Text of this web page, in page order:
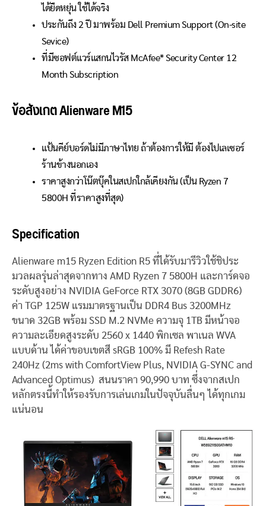
ได้ยืดหยุ่น ใช้ได้จริง
ประกันถึง 2 ปี มาพร้อม Dell Premium Support(On-site
Sevice)
ที่มีซอฟต์แวร์แสกนไวรัส McAfee* Security Center 12
Month Subscription
ข้อสังเกต Alienware M15
แป้นคีย์บอร์ดไม่มีภาษาไทย ถ้าต้องการให้มี ต้องไปเลเซอร์
ร้านข้างนอกเอง
ราคาสูงกว่าโน๊ตบุ๊คในสเปกใกล้เคียงกัน (เป็น Ryzen 7
5800H ที่ราคาสูงที่สุด)
Specification
Alienware m15 Ryzen Edition R5 ที่ได้รับมารีวิวใช้ชิประ
มวลผลรุ่นล่าสุดจากทาง AMD Ryzen 7 5800H และการ์ดจอ
ระดับสูงอย่าง NVIDIA GeForce RTX 3070 (8GB GDDR6)
ค่า TGP 125W แรมมาตรฐานเป็น DDR4 Bus 3200MHz
ขนาด 32GB พร้อม SSD M.2 NVMe ความจุ 1TB มีหน้าจอ
ความละเอียดสูงระดับ 2560 x 1440 พิกเซล พาเนล WVA
แบบด้าน ได้ค่าขอบเขตสี sRGB 100% มี Refesh Rate
240Hz (2ms with ComfortView Plus, NVIDIA G-SYNC and
Advanced Optimus) สนนราคา 90,990 บาท ซึ่งจากสเปก
หลักตรงนี้ทำให้รองรับการเล่นเกมในปัจจุบันลื่นๆ ได้ทุกเกม
แน่นอน